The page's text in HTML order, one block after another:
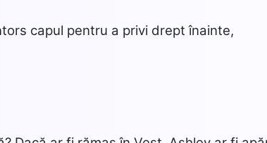
capul pentru a privi drept înainte,